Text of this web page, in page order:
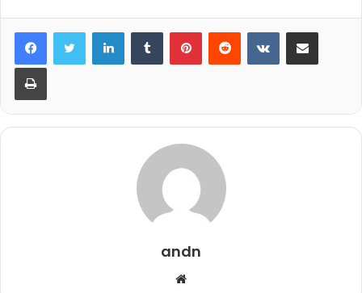
LinkedInTumblr PinterestReddit VKontakteShare via Email
Print
andn
Website